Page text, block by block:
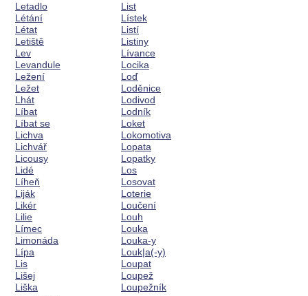
Letadlo
Létání
Létat
Letiště
Lev
Levandule
Ležení
Ležet
Lhát
Líbat
Líbat se
Lichva
Lichvář
Licousy
Lidé
Líheň
Liják
Likér
Lilie
Límec
Limonáda
Lípa
Lis
Lišej
Liška
List
Lístek
Listí
Listiny
Lívance
Locika
Loď
Loděnice
Lodivod
Lodník
Loket
Lokomotiva
Lopata
Lopatky
Los
Losovat
Loterie
Loučení
Louh
Louka
Louka-y
Louk|a(-y)
Loupat
Loupež
Loupežník